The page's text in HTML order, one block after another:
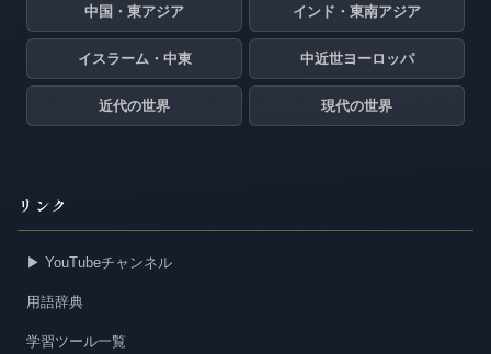
中国・東アジア インド・東南アジア
イスラーム・中東 中近世ヨーロッパ
近代の世界 現代の世界
リンク
▶ YouTubeチャンネル
用語辞典
学習ツール一覧